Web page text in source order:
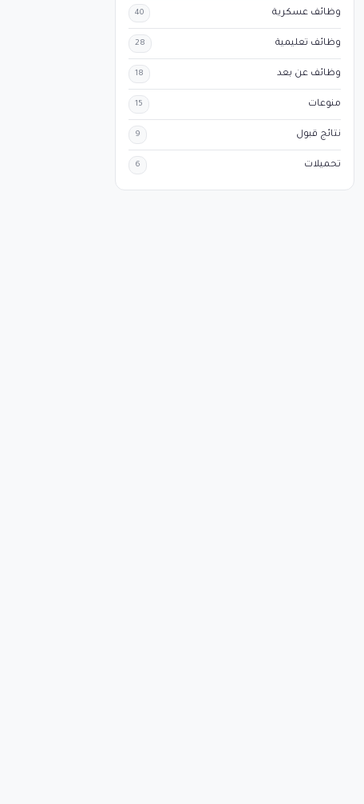
وظائف عسكرية 40
وظائف تعليمية 28
وظائف عن بعد 18
منوعات 15
نتائج قبول 9
تحميلات 6